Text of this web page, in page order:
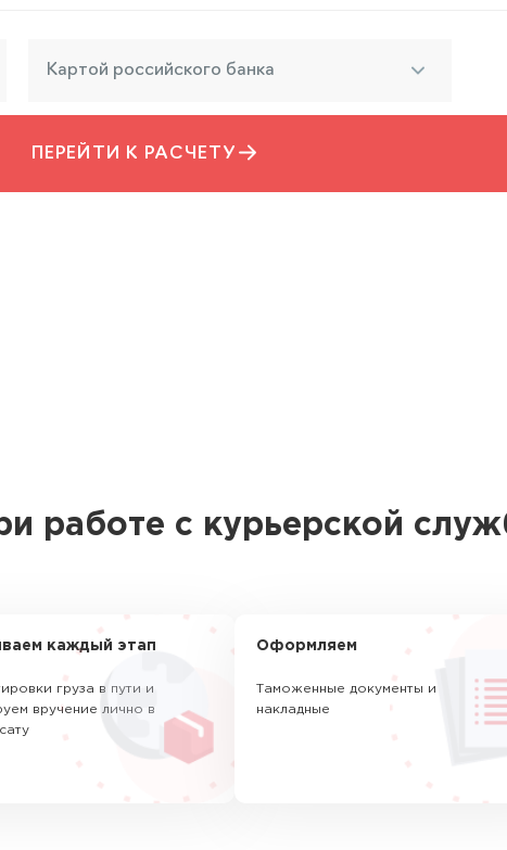
Картой российского банка
ПЕРЕЙТИ К РАСЧЕТУ
работе с курьерской
каждый этап
груза в пути и
вручение лично в
Оформляем
Таможенные документы и
накладные